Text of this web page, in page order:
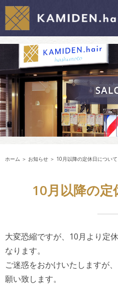
ホーム ＞ お知らせ ＞ 10月以降の定休日について
10月以降の
大変恐縮ですが、10月より定
なります。
ご迷惑をおかけいたしますが
願い致します。